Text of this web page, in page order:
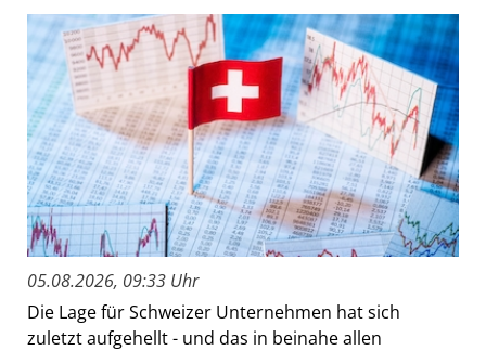
05.08.2026, 09:33 Uhr
Die Lage für Schweizer Unternehmen hat sich
zuletzt aufgehellt - und das in beinahe allen